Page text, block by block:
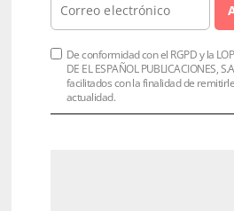
De conformidad con el RGPD y la
DE EL ESPAÑOL PUBLICACIONES,
facilitados con la finalidad de
actualidad.